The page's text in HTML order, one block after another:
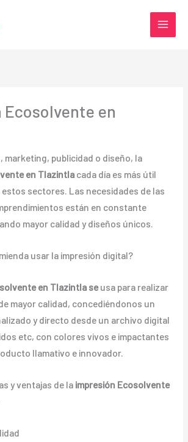
Ecosolvente en
marketing, publicidad o diseño, la
en Tlazintlacada día es más útil
estos sectores. Las necesidades de las
están en constante
mayor calidad y diseños únicos.
usar la impresión digital?
en Tlazintla seusa para realizar
mayor calidad, concediéndonos un
y directo desde un archivo digital
etc, con colores vivos e impactantes
llamativo e innovador.
y ventajas de la impresión Ecosolvente